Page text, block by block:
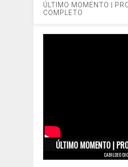
ÚLTIMO MOMENTO |
COMPLETO
ÚLTIMO MOMENTO |
CABILDEO